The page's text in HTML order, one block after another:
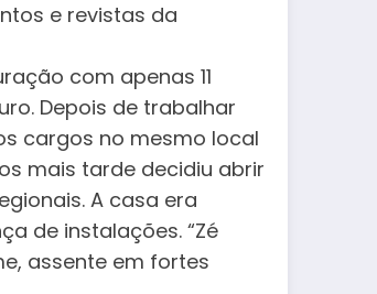
e revistas da
com apenas 11
Depois de trabalhar
cargos no mesmo local
mais tarde decidiu abrir
A casa era
de instalações. “Zé
assente em fortes